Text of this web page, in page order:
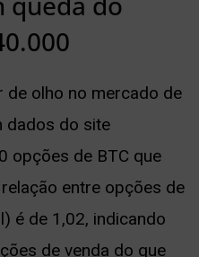
de olho no mercado de
dados do site
opções de BTC que
entre opções de
é de 1,02, indicando
de venda do que